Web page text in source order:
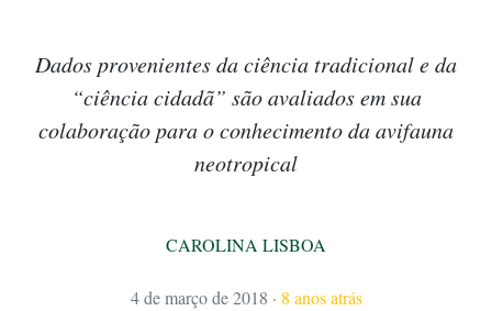
Dados provenientes da ciência tradicional e da
“ciência cidadã” são avaliados em sua
colaboração para o conhecimento da avifauna
neotropical
CAROLINA LISBOA
4 de março de 2018 · 8 anos atrás